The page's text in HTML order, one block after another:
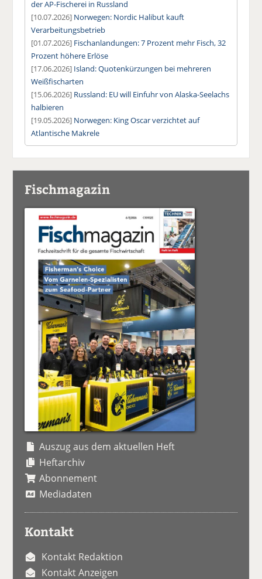
der AP-Fischerei in Russland
[10.07.2026] Norwegen: Nordic Halibut kauft
Verarbeitungsbetrieb
[01.07.2026] Fischanlandungen: 7 Prozent mehr Fisch, 32
Prozent höhere Erlöse
[17.06.2026] Island: Quotenkürzungen bei mehreren
Weißfischarten
[15.06.2026] Russland: EU will Einfuhr von Alaska-Seelachs
halbieren
[19.05.2026] Norwegen: King Oscar verzichtet auf
Atlantische Makrele
Fischmagazin
Auszug aus dem aktuellen Heft
Heftarchiv
Abonnement
Mediadaten
Kontakt
Kontakt Redaktion
Kontakt Anzeigen